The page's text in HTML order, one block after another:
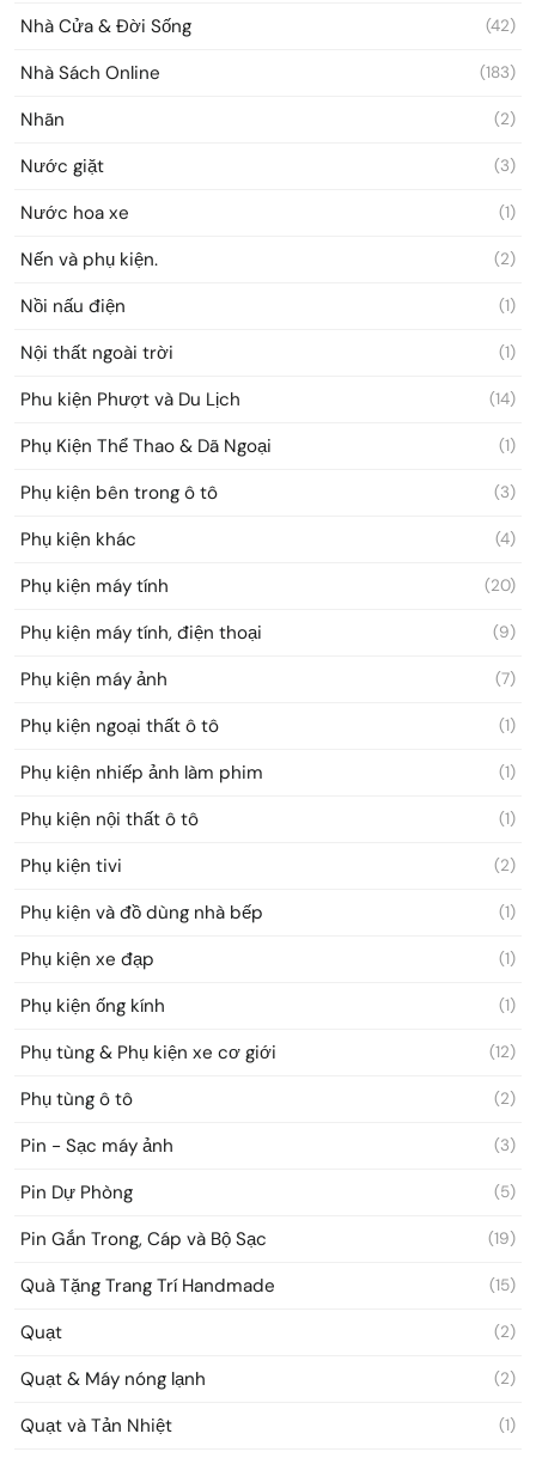
Nhà Cửa & Đời Sống (42)
Nhà Sách Online (183)
Nhãn (2)
Nước giặt (3)
Nước hoa xe (1)
Nến và phụ kiện. (2)
Nồi nấu điện (1)
Nội thất ngoài trời (1)
Phu kiện Phượt và Du Lịch (14)
Phụ Kiện Thể Thao & Dã Ngoại (1)
Phụ kiện bên trong ô tô (3)
Phụ kiện khác (4)
Phụ kiện máy tính (20)
Phụ kiện máy tính, điện thoại (9)
Phụ kiện máy ảnh (7)
Phụ kiện ngoại thất ô tô (1)
Phụ kiện nhiếp ảnh làm phim (1)
Phụ kiện nội thất ô tô (1)
Phụ kiện tivi (2)
Phụ kiện và đồ dùng nhà bếp (1)
Phụ kiện xe đạp (1)
Phụ kiện ống kính (1)
Phụ tùng & Phụ kiện xe cơ giới (12)
Phụ tùng ô tô (2)
Pin - Sạc máy ảnh (3)
Pin Dự Phòng (5)
Pin Gắn Trong, Cáp và Bộ Sạc (19)
Quà Tặng Trang Trí Handmade (15)
Quạt (2)
Quạt & Máy nóng lạnh (2)
Quạt và Tản Nhiệt (1)